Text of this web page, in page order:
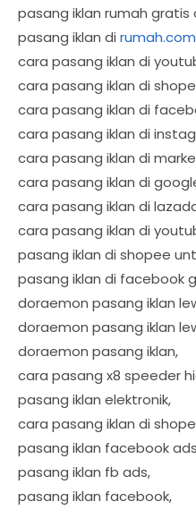
pasang iklan rumah gratis
pasang iklan di rumah.com
cara pasang iklan di
cara pasang iklan di
cara pasang iklan di
cara pasang iklan di
cara pasang iklan di
cara pasang iklan di
cara pasang iklan di
cara pasang iklan di
pasang iklan di shopee
pasang iklan di facebook
doraemon pasang iklan
doraemon pasang iklan
doraemon pasang iklan,
cara pasang x8 speeder
pasang iklan elektronik,
cara pasang iklan di
pasang iklan facebook
pasang iklan fb ads,
pasang iklan facebook,